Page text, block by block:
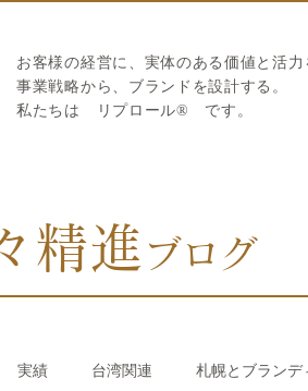
お客様の経営に、実体のある価値と活
​事業戦略から、ブランドを設計する。
私たちは
リプロール® です。
精進 ブログ
実績 台湾関連 札幌とブランデ